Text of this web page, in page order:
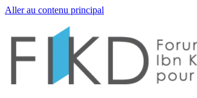
Aller au contenu principal